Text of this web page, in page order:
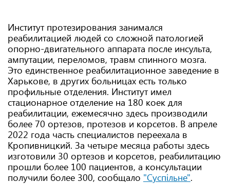
Институт протезирования занимался
реабилитацией людей со сложной патологией
опорно-двигательного аппарата после инсульта,
ампутации, переломов, травм спинного мозга.
Это единственное реабилитационное заведение в
Харькове, в других больницах есть только
профильные отделения. Институт имел
стационарное отделение на 180 коек для
реабилитации, ежемесячно здесь производили
более 70 ортезов, протезов и корсетов. В апреле
2022 года часть специалистов переехала в
Кропивницкий. За четыре месяца работы здесь
изготовили 30 ортезов и корсетов, реабилитацию
прошли более 100 пациентов, а консультации
получили более 300, сообщало "Суспільне".